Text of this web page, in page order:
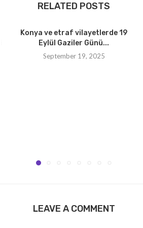
RELATED POSTS
Konya ve etraf vilayetlerde 19
Eylül Gaziler Günü...
September 19, 2025
LEAVE A COMMENT